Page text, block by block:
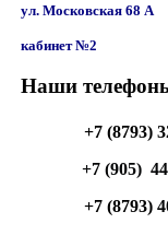
ул. Московская 68 A
кабинет №2
Наши
+7 (8793)
+7 (905)
+7 (8793)